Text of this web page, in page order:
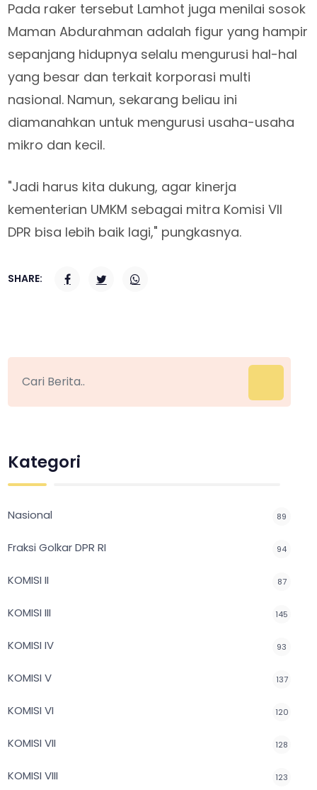
Pada raker tersebut Lamhot juga menilai sosok
Maman Abdurahman adalah figur yang hampir
sepanjang hidupnya selalu mengurusi hal-hal
yang besar dan terkait korporasi multi
nasional. Namun, sekarang beliau ini
diamanahkan untuk mengurusi usaha-usaha
mikro dan kecil.
"Jadi harus kita dukung, agar kinerja
kementerian UMKM sebagai mitra Komisi VII
DPR bisa lebih baik lagi," pungkasnya.
SHARE:
Kategori
Nasional 89
Fraksi Golkar DPR RI 94
KOMISI II 87
KOMISI III 145
KOMISI IV 93
KOMISI V 137
KOMISI VI 120
KOMISI VII 128
KOMISI VIII 123